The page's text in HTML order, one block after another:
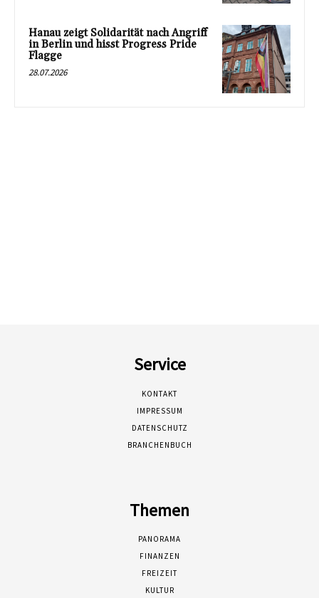
Hanau zeigt Solidarität nach Angriff
in Berlin und hisst Progress Pride
Flagge
28.07.2026
Service
KONTAKT
IMPRESSUM
DATENSCHUTZ
BRANCHENBUCH
Themen
PANORAMA
FINANZEN
FREIZEIT
KULTUR